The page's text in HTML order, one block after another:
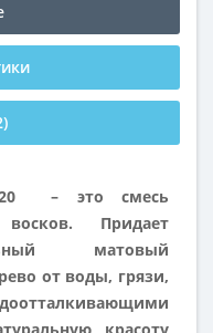
– это смесь
Придает
матовый
от воды, грязи,